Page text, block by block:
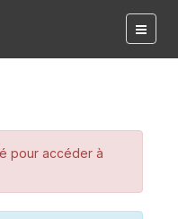
pour accéder à